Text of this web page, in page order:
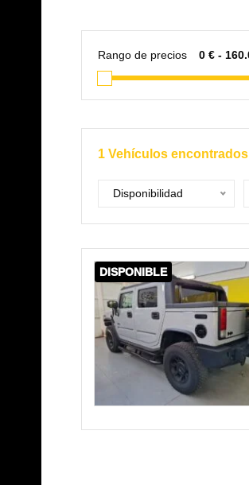
Rango de precios
1 Vehículos encontrados
Disponibilidad
DISPONIBLE